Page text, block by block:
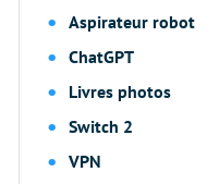
Aspirateur robot
ChatGPT
Livres photos
Switch 2
VPN